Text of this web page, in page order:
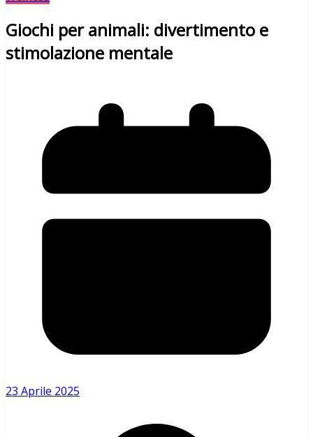
Giochi per animali: divertimento e
stimolazione mentale
23 Aprile 2025